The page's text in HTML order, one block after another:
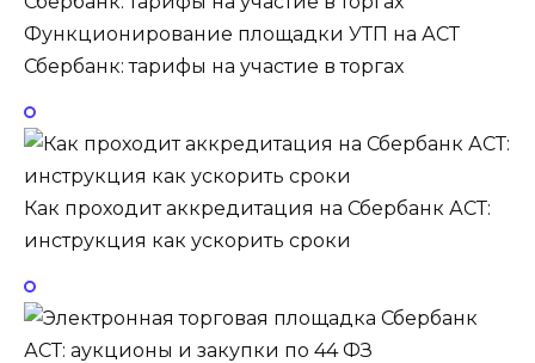
Функционирование площадки УТП на АСТ
Сбербанк: тарифы на участие в торгах
Как проходит аккредитация на Сбербанк АСТ:
инструкция как ускорить сроки